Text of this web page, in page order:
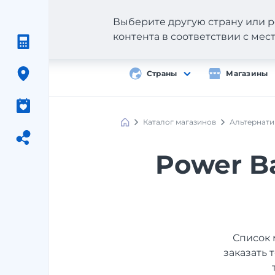
Страны Магазины
Выберите другую страну или
контента в соответствии с
Каталог магазинов
Power
Список
заказать